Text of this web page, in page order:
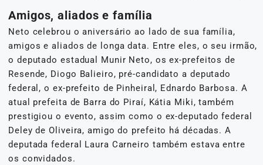
Amigos, aliados e família
Neto celebrou o aniversário ao lado de sua família,
amigos e aliados de longa data. Entre eles, o seu irmão,
o deputado estadual Munir Neto, os ex-prefeitos de
Resende, Diogo Balieiro, pré-candidato a deputado
federal, o ex-prefeito de Pinheiral, Ednardo Barbosa. A
atual prefeita de Barra do Piraí, Kátia Miki, também
prestigiou o evento, assim como o ex-deputado federal
Deley de Oliveira, amigo do prefeito há décadas. A
deputada federal Laura Carneiro também estava entre
os convidados.